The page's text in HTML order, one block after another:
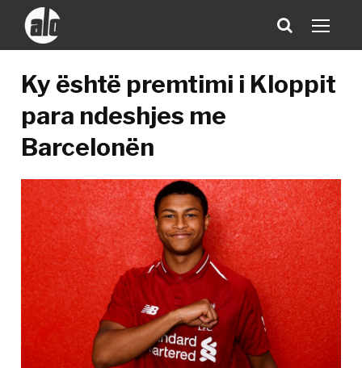
Ky është premtimi i Kloppit
para ndeshjes me
Barcelonën